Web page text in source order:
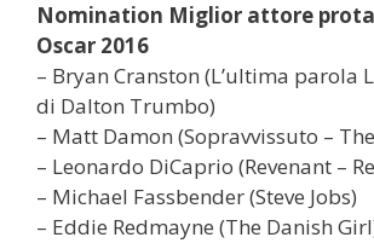
Nomination Miglior attore
Oscar 2016
– Bryan Cranston (L’ultima parola
di Dalton Trumbo)
– Matt Damon (Sopravvissuto –
– Leonardo DiCaprio (Revenant –
– Michael Fassbender (Steve Jobs)
– Eddie Redmayne (The Danish